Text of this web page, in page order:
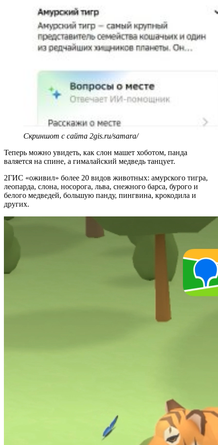
Скриншот с сайта 2gis.ru/samara/
Теперь можно увидеть, как слон машет хоботом, панда
валяется на спине, а гималайский медведь танцует.
2ГИС «оживил» более 20 видов животных: амурского тигра,
леопарда, слона, носорога, льва, снежного барса, бурого и
белого медведей, большую панду, пингвина, крокодила и
других.